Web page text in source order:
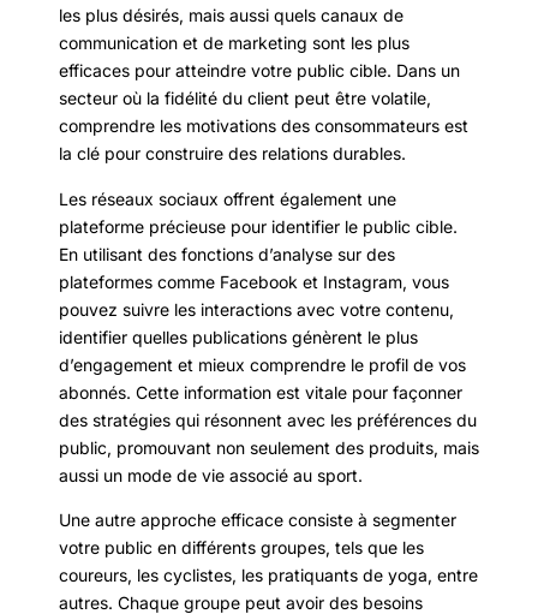
les plus désirés, mais aussi quels canaux de
communication et de marketing sont les plus
efficaces pour atteindre votre public cible. Dans un
secteur où la fidélité du client peut être volatile,
comprendre les motivations des consommateurs est
la clé pour construire des relations durables.
Les réseaux sociaux offrent également une
plateforme précieuse pour identifier le public cible.
En utilisant des fonctions d’analyse sur des
plateformes comme Facebook et Instagram, vous
pouvez suivre les interactions avec votre contenu,
identifier quelles publications génèrent le plus
d’engagement et mieux comprendre le profil de vos
abonnés. Cette information est vitale pour façonner
des stratégies qui résonnent avec les préférences du
public, promouvant non seulement des produits, mais
aussi un mode de vie associé au sport.
Une autre approche efficace consiste à segmenter
votre public en différents groupes, tels que les
coureurs, les cyclistes, les pratiquants de yoga, entre
autres. Chaque groupe peut avoir des besoins